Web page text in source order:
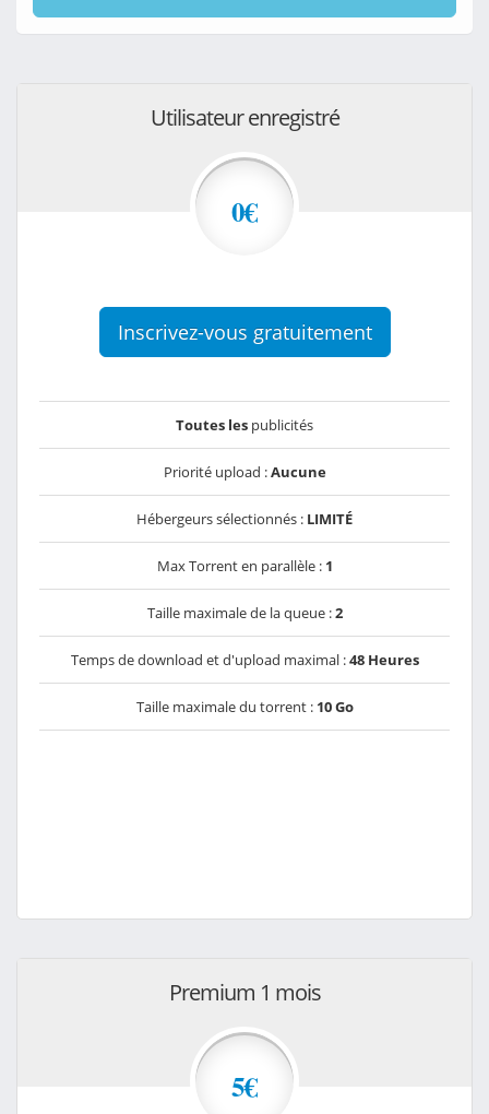
Utilisateur enregistré
0€
Inscrivez-vous gratuitement
Toutes les publicités
Priorité upload :Aucune
Hébergeurs sélectionnés : LIMITÉ
Max Torrent en parallèle : 1
Taille maximale de la queue :2
Temps de download et d'upload maximal :48 Heures
Taille maximale du torrent : 10 Go
Premium 1 mois
5€